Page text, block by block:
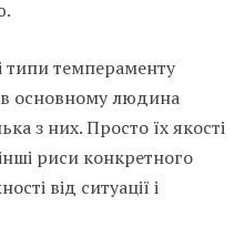
типи темпераменту
в основному людина
з них. Просто їх якості
риси конкретного
від ситуації і